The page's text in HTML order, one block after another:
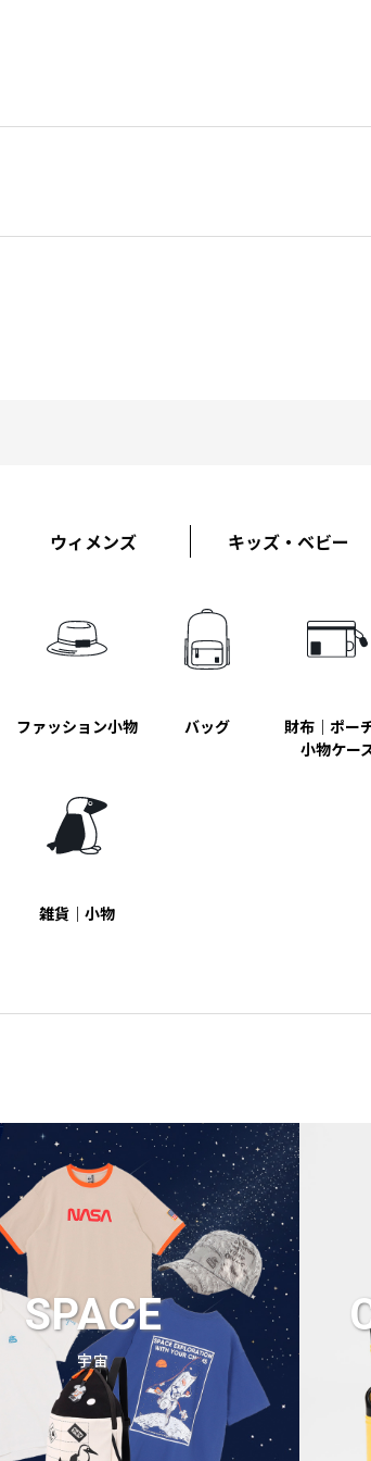
ウィメンズ キッズ・ベビー
ファッション小物 バッグ
財布｜ポー
小物ケー
雑貨｜小物
SPACE
宇宙